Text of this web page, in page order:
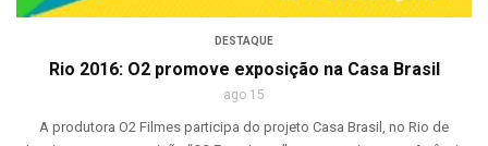
DESTAQUE
Rio 2016: O2 promove exposição na Casa Brasil
ago 15
A produtora O2 Filmes participa do projeto Casa Brasil, no Rio de